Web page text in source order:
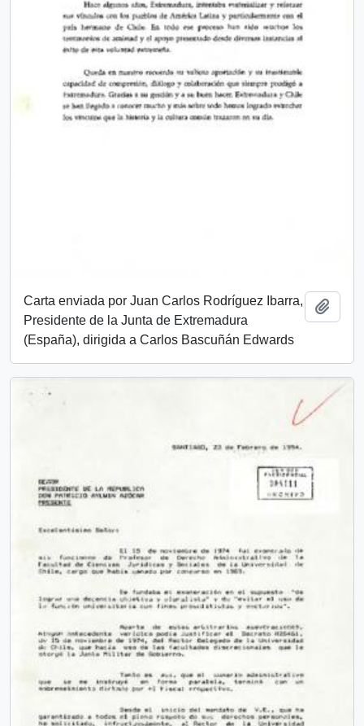
Carta enviada por Juan Carlos Rodríguez Ibarra,
Presidente de la Junta de Extremadura
(España), dirigida a Carlos Bascuñán Edwards